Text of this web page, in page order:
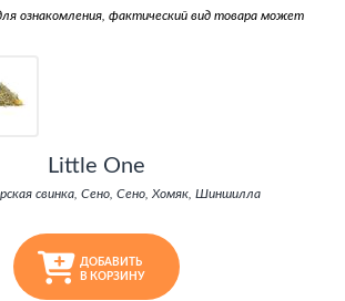
ознакомления, фактический вид товара может
Little One
свинка, Сено, Сено, Хомяк, Шиншилла
ДОБАВИТЬ
В КОРЗИНУ